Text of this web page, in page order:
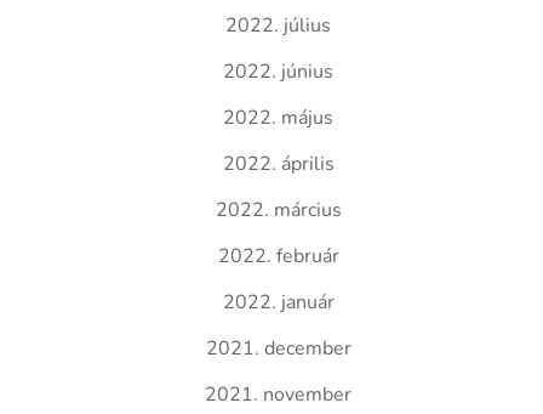
2022. július
2022. június
2022. május
2022. április
2022. március
2022. február
2022. január
2021. december
2021. november